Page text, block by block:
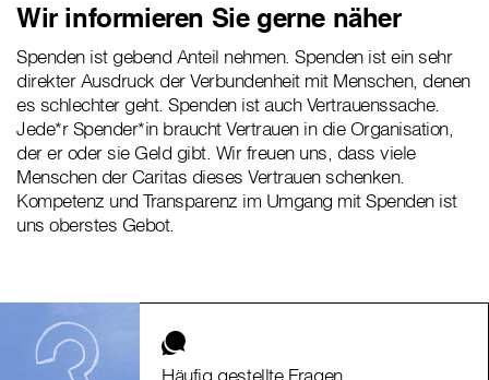
Wir informieren Sie gerne näher
Spenden ist gebend Anteil nehmen. Spenden ist ein sehr
direkter Ausdruck der Verbundenheit mit Menschen, denen
es schlechter geht. Spenden ist auch Vertrauenssache.
Jede*r Spender*in braucht Vertrauen in die Organisation,
der er oder sie Geld gibt. Wir freuen uns, dass viele
Menschen der Caritas dieses Vertrauen schenken.
Kompetenz und Transparenz im Umgang mit Spenden ist
uns oberstes Gebot.